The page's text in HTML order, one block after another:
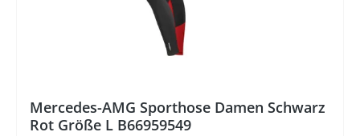
Mercedes-AMG Sporthose Damen Schwarz
Rot Größe L B66959549